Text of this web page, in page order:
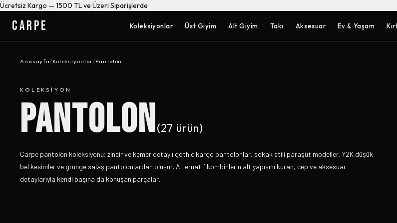
Ücretsiz Kargo — 1500 TL ve Üzeri Siparişlerde
CARPE Koleksiyonlar Üst Giyim Alt Giyim Takı Aksesuar Ev & Yaşam
Anasayfa/Koleksiyonlar/Pantolon
KOLEKSIYON
PANTOLON(27 ürün)
Carpe pantolon koleksiyonu; zincir ve kemer detaylı gothic kargo pantolonlar, sokak stili paraşüt modeller, Y2K düşük
bel kesimler ve grunge salaş pantolonlardan oluşur. Alternatif kombinlerin alt yapısını kuran, cep ve aksesuar
detaylarıyla kendi başına da konuşan parçalar.